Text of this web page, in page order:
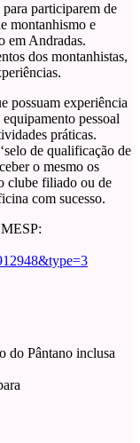
participarem de
montanhismo e
em Andradas.
dos montanhistas,
possuam experiência
pessoal
práticas.
de qualificação de
o mesmo os
clube filiado ou de
com sucesso.
do Pântano inclusa